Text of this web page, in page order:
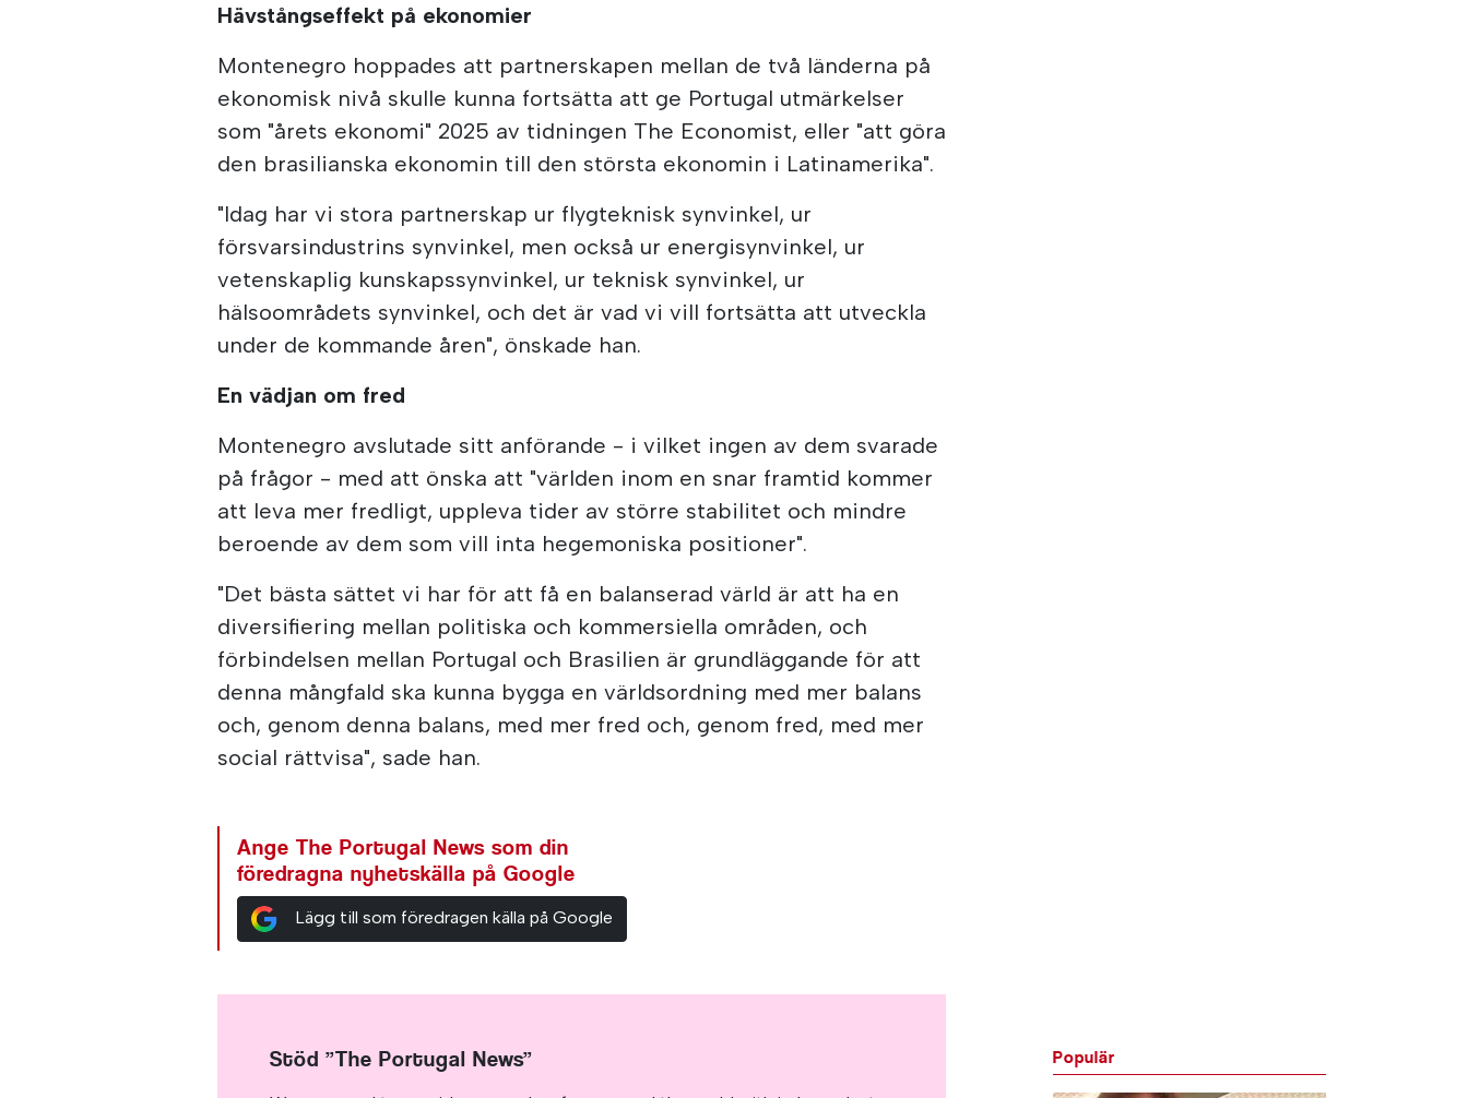
Hävstångseffekt på ekonomier
Montenegro hoppades att partnerskapen mellan de två länderna på
ekonomisk nivå skulle kunna fortsätta att ge Portugal utmärkelser
som "årets ekonomi" 2025 av tidningen The Economist, eller "att göra
den brasilianska ekonomin till den största ekonomin i Latinamerika".
"Idag har vi stora partnerskap ur flygteknisk synvinkel, ur
försvarsindustrins synvinkel, men också ur energisynvinkel, ur
vetenskaplig kunskapssynvinkel, ur teknisk synvinkel, ur
hälsoområdets synvinkel, och det är vad vi vill fortsätta att utveckla
under de kommande åren", önskade han.
En vädjan om fred
Montenegro avslutade sitt anförande - i vilket ingen av dem svarade
på frågor - med att önska att "världen inom en snar framtid kommer
att leva mer fredligt, uppleva tider av större stabilitet och mindre
beroende av dem som vill inta hegemoniska positioner".
"Det bästa sättet vi har för att få en balanserad värld är att ha en
diversifiering mellan politiska och kommersiella områden, och
förbindelsen mellan Portugal och Brasilien är grundläggande för att
denna mångfald ska kunna bygga en världsordning med mer balans
och, genom denna balans, med mer fred och, genom fred, med mer
social rättvisa", sade han.
Ange The Portugal News som din
föredragna nyhetskälla på Google
Lägg till som föredragen källa på Google
Stöd ”The Portugal News” Populär